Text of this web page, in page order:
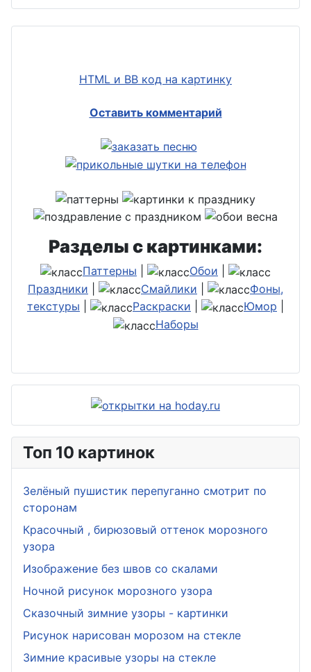
HTML и BB код на картинку
Оставить комментарий
Разделы с картинками:
Паттерны Обои
Праздники
Смайлики
Фоны,
текстуры
Раскраски Юмор
Наборы
Топ 10 картинок
Зелёный пушистик перепуганно смотрит по
сторонам
Красочный , бирюзовый оттенок морозного
узора
Изображение без швов со скалами
Ночной рисунок морозного узора
Сказочный зимние узоры - картинки
Рисунок нарисован морозом на стекле
Зимние красивые узоры на стекле